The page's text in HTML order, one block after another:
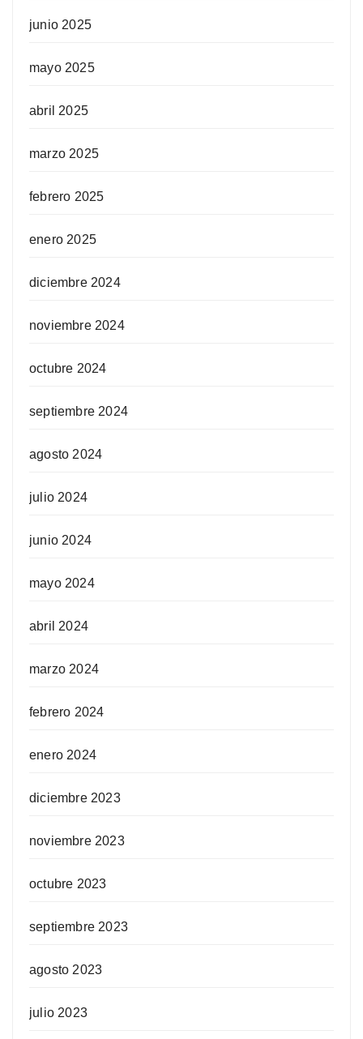
junio 2025
mayo 2025
abril 2025
marzo 2025
febrero 2025
enero 2025
diciembre 2024
noviembre 2024
octubre 2024
septiembre 2024
agosto 2024
julio 2024
junio 2024
mayo 2024
abril 2024
marzo 2024
febrero 2024
enero 2024
diciembre 2023
noviembre 2023
octubre 2023
septiembre 2023
agosto 2023
julio 2023